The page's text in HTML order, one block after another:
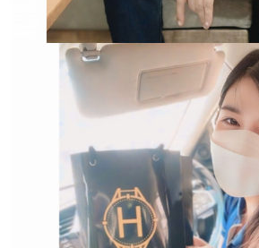
Trường hợp
nhận đổi hoặc trả
phẩm: